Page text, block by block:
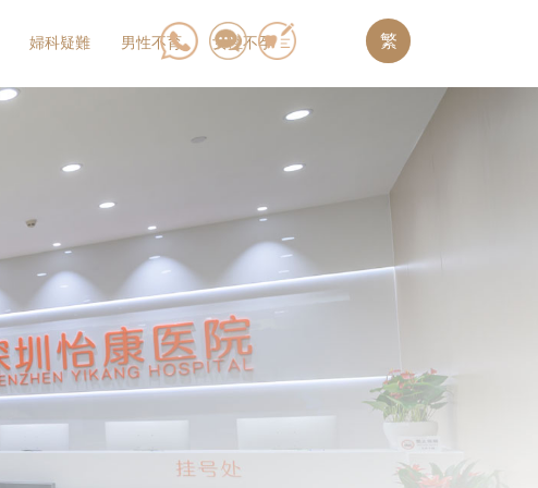
婦科疑難 男性不育 女性不孕 繁